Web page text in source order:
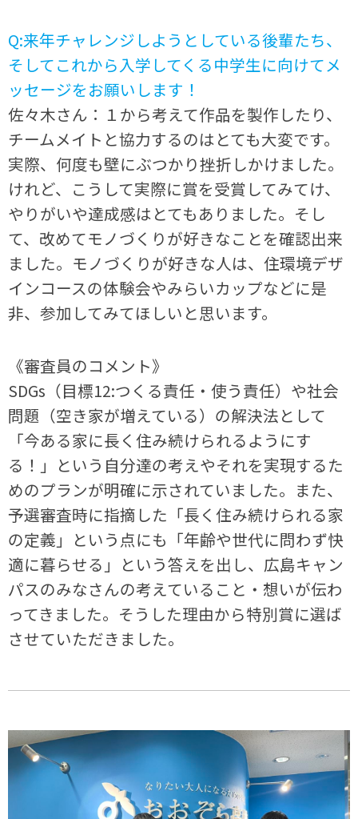
Q:来年チャレンジしようとしている後輩たち、
そしてこれから入学してくる中学生に向けてメ
ッセージをお願いします！
佐々木さん：１から考えて作品を製作したり、
チームメイトと協力するのはとても大変です。
実際、何度も壁にぶつかり挫折しかけました。
けれど、こうして実際に賞を受賞してみてけ、
やりがいや達成感はとてもありました。そし
て、改めてモノづくりが好きなことを確認出来
ました。モノづくりが好きな人は、住環境デザ
インコースの体験会やみらいカップなどに是
非、参加してみてほしいと思います。
《審査員のコメント》
SDGs（目標12:つくる責任・使う責任）や社会
問題（空き家が増えている）の解決法として
「今ある家に長く住み続けられるようにす
る！」という自分達の考えやそれを実現するた
めのプランが明確に示されていました。また、
予選審査時に指摘した「長く住み続けられる家
の定義」という点にも「年齢や世代に問わず快
適に暮らせる」という答えを出し、広島キャン
パスのみなさんの考えていること・想いが伝わ
ってきました。そうした理由から特別賞に選ば
させていただきました。